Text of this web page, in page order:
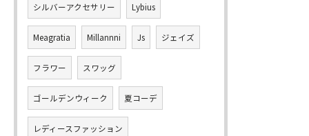
シルバーアクセサリー Lybius
Meagratia Millannni Js ジェイズ
フラワー スワッグ
ゴールデンウィーク 夏コーデ
レディースファッション